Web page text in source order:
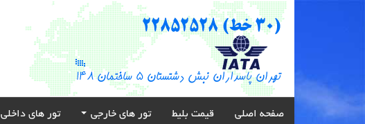
صفحه اصلی قیمت بلیط تور های خارجی تور های داخلی